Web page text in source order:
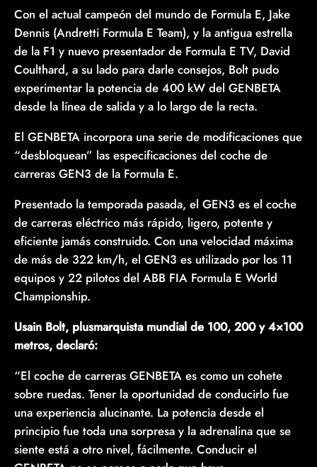
Con el actual campeón del mundo de Formula E, Jake
Dennis (Andretti Formula E Team), y la antigua estrella
de la F1 y nuevo presentador de Formula E TV, David
Coulthard, a su lado para darle consejos, Bolt pudo
experimentar la potencia de 400 kW del GENBETA
desde la línea de salida y a lo largo de la recta.
El GENBETA incorpora una serie de modificaciones que
“desbloquean” las especificaciones del coche de
carreras GEN3 de la Formula E.
Presentado la temporada pasada, el GEN3 es el coche
de carreras eléctrico más rápido, ligero, potente y
eficiente jamás construido. Con una velocidad máxima
de más de 322 km/h, el GEN3 es utilizado por los 11
equipos y 22 pilotos del ABB FIA Formula E World
Championship.
Usain Bolt, plusmarquista mundial de 100, 200 y 4×100
metros, declaró:
“El coche de carreras GENBETA es como un cohete
sobre ruedas. Tener la oportunidad de conducirlo fue
una experiencia alucinante. La potencia desde el
principio fue toda una sorpresa y la adrenalina que se
siente está a otro nivel, fácilmente. Conducir el